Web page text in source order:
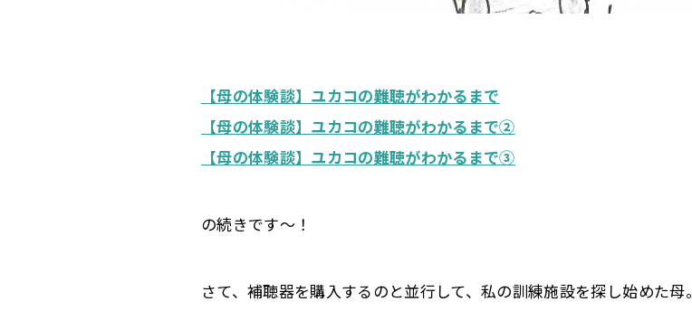
【母の体験談】ユカコの難聴がわかるまで
【母の体験談】ユカコの難聴がわかるまで②
【母の体験談】ユカコの難聴がわかるまで③
の続きです～！
さて、補聴器を購入するのと並行して、私の訓練施設を探し始めた母。